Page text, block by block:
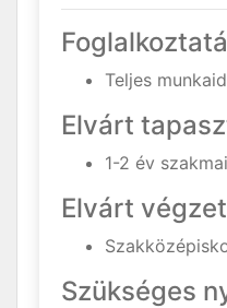
Teljes
Elvárt
1-2 év
Elvárt
Szükséges